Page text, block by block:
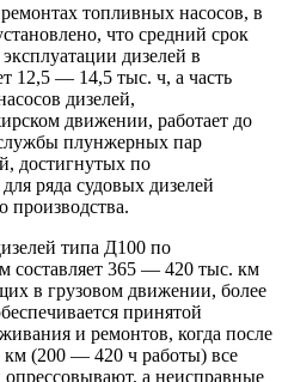
топливных насосов, в
что средний срок
дизелей в
12,5 — 14,5 тыс. ч, а часть
дизелей,
движении, работает до
плунжерных пар
достигнутых по
ряда судовых дизелей
производства.
типа Д100 по
составляет 365 — 420 тыс. км
в грузовом движении, более
принятой
и ремонтов, когда после
км (200 — 420 ч работы) все
а неисправные